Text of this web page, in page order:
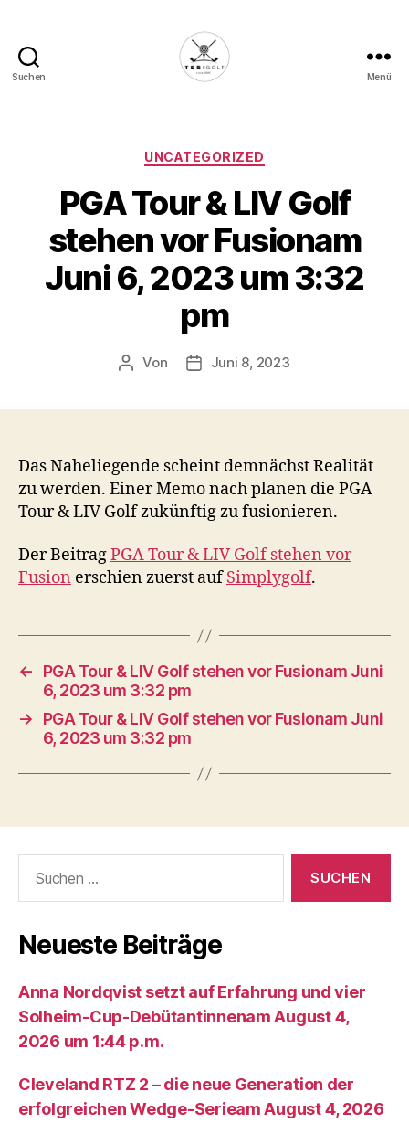
Suchen
Deine
Plattform
für
Golfbegeisterte!
Menü
Kategorien
UNCATEGORIZED
PGA Tour & LIV Golf
stehen vor Fusionam
Juni 6, 2023 um 3:32
pm
Beitragsautor
Von Veröffentlichungsdatum
Juni 8, 2023
Das Naheliegende scheint demnächst Realität
zu werden. Einer Memo nach planen die PGA
Tour & LIV Golf zukünftig zu fusionieren.
Der BeitragPGA Tour & LIV Golf stehen vor
Fusion erschien zuerst aufSimplygolf.
←
PGA Tour & LIV Golf stehen vor Fusionam Juni
6, 2023 um 3:32 pm
→
PGA Tour & LIV Golf stehen vor Fusionam Juni
6, 2023 um 3:32 pm
nach:
Neueste Beiträge
Anna Nordqvist setzt auf Erfahrung und vier
Solheim-Cup-Debütantinnenam August 4,
2026 um 1:44 p.m.
Cleveland RTZ 2 – die neue Generation der
erfolgreichen Wedge-Serieam August 4, 2026